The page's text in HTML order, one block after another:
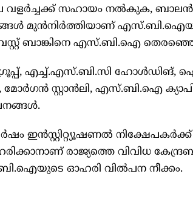
വളർച്ചക്ക് സഹായം നൽകുക,
മുൻനിർത്തിയാണ്
ബാങ്കിനെ എസ്.ബി.ഐ
ഗ്രൂപ്പ്, എച്ച്.എസ്.ബി.സി ഹോൾഡിങ്,
മോർഗൻ സ്റ്റാൻലി, എസ്.ബി.ഐ
ഇൻസ്റ്റിറ്റ്യൂഷണൽ
രാജ്യത്തെ വിവിധ
ഓഹരി വിൽപന നീക്കം.